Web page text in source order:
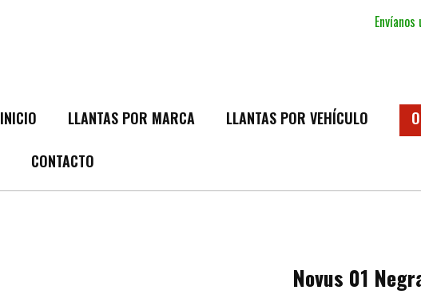
INICIO LLANTAS POR MARCA LLANTAS POR VEHÍCULO
CONTACTO
Novus 01